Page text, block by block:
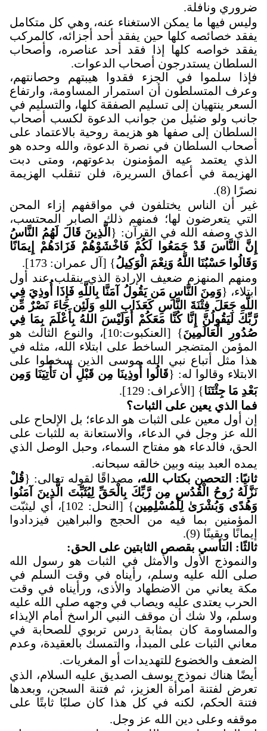
ضروري ونافلة.
وليس فيها ما يمكن الاستغناء عنه، وهي كل متكامل
يفقد خصائصه كلها حين يفقد أحد أجزائه، كالمركب
يفقد خواصه كلها إذا فقد أحد عناصره، وأصحاب
السلطان يستدرجون أصحاب الدعوات.
فإذا سلموا في الجزء فقدوا هيبتهم وحصانتهم،
وعرف المتسلطون أن استمرار المساومة، وارتفاع
السعر ينتهيان إلى تسليم الصفقة كلها، والتسليم في
جانب ولو ضئيل من جوانب الدعوة لكسب أصحاب
السلطان إلى صفها هو هزيمة روحية بالاعتماد على
أصحاب السلطان في نصرة الدعوة، والله وحده هو
الذي يعتمد عيه المؤمنون بدعوتهم، ومتى دبت
الهزيمة في أعماق السريرة، فلن تنقلب الهزيمة
نصرًا (8).
غير أن الناس يختلفون في مواقفهم إزاء المحن
التي يتعرضون لها؛ فمنهم ذلك الصابر المحتسب،
الذي وصفه الله في القرآن: { الَّذِينَ قَالَ لَهُمُ النَّاسُ
إِنَّ النَّاسَ قَدْ جَمَعُوا لَكُمْ فَاخْشَوْهُمْ فَزَادَهُمْ إِيمَانًا
وَقَالُوا حَسْبُنَا اللَّهُ وَنِعْمَ الْوَكِيلُ} [آل عمران: 173]
.
ومنهم المنهزم ضعيف الإرادة الذي ينقلب عند أول
ابتلاء، {وَمِنَ النَّاسِ مَن يَقُولُ آمَنَّا بِاللَّهِ فَإِذَا أُوذِيَ فِي
اللَّهِ جَعَلَ فِتْنَةَ النَّاسِ كَعَذَابِ اللهِ وَلَئِن جَاءَ نَصْرٌ مِّن
رَّبِّكَ لَيَقُولُنَّ إِنَّا كُنَّا مَعَكُمْ أَوَلَيْسَ اللهُ بِأَعْلَمَ بِمَا فِي
صُدُورِ الْعَالَمِينَ
} [العنكبوت:10]، والنوع الثالث هو
المؤمن المتضجر الساخط على ابتلاء الله، مثله في
هذا مثل أتباع نبي الله موسى الذين سخطوا على
الابتلاء وقالوا له: {قَالُوا أُوذِينَا مِن قَبْلِ أَن تَأْتِيَنَا وَمِن
بَعْدِ مَا جِئْتَنَا} [الأعراف: 129]
.
فما الذي يعين على الثبات؟
إن أول معين على الثبات هو الدعاء؛ بل الإلحاح على
الله عز وجل في الدعاء، والاستعانة به للثبات على
الحق، فالدعاء هو مفتاح السماء، وحبل الوصل الذي
يمده العبد بينه وبين خالقه سبحانه.
ثانيًا: التحصن بكتاب الله، مصداقًا لقوله تعالى: {قُلْ
نَزَّلَهُ رُوحُ الْقُدُسِ مِن رَّبِّكَ بِالْحَقِّ لِيُثَبِّتَ الَّذِينَ آمَنُوا
وَهُدًى وَبُشْرَىٰ لِلْمُسْلِمِين
} [النحل: 102]، أي ليثبّت
المؤمنين بما فيه من الحجج والبراهين فيزدادوا
إيمانًا ويقينًا (9).
ثالثًا: التأسي بقصص الثابتين على الحق:
والنموذج الأول والأمثل في الثبات هو رسول الله
صلى الله عليه وسلم، رأيناه في وقت السلم في
مكة يعاني من الاضطهاد والأذى، ورأيناه في وقت
الحرب يعتدى عليه ويصاب في وجهه صلى الله عليه
وسلم، ولا شك أن موقف النبي الراسخ أمام الإيذاء
والمساومة كان بمثابة درس تربوي للصحابة في
معاني الثبات على المبدأ، والتمسك بالعقيدة، وعدم
الضعف والخضوع للتهديدات أو المغريات.
أيضًا هناك نموذج يوسف الصديق عليه السلام، الذي
تعرض لفتنة امرأة العزيز، ثم فتنة السجن، وبعدها
فتنة الحكم، لكنه في كل هذا كان صلبًا ثابتًا على
موقفه وعلى دين الله عز وجل.